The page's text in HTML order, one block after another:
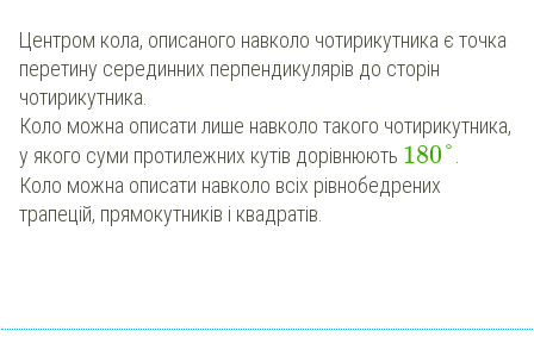
Центром кола, описаного навколо чотирикутника є точка
перетину серединних перпендикулярів до сторін
чотирикутника.
Коло можна описати лише навколо такого чотирикутника,
у якого суми протилежних кутів дорівнюють 180°.
Коло можна описати навколо всіх рівнобедрених
трапецій, прямокутників і квадратів.